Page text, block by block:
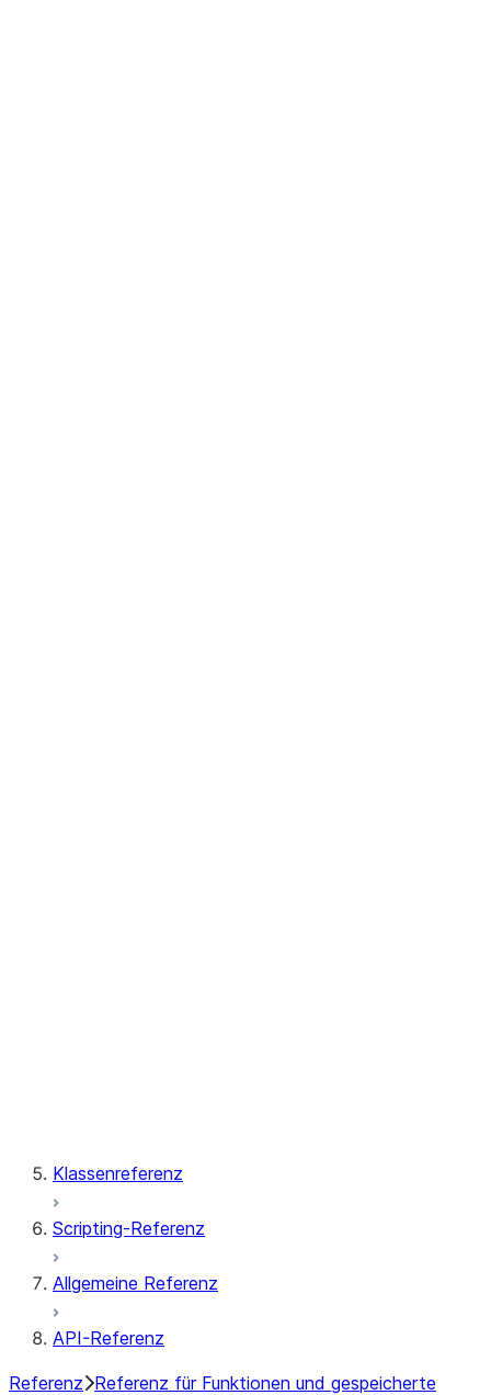
Klassenreferenz
Scripting-Referenz
Allgemeine Referenz
API-Referenz
Referenz Referenz für Funktionen und gespeicherte